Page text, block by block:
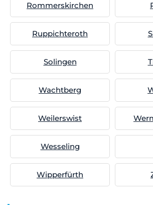
Rommerskirchen
Ruppichteroth
Solingen
Wachtberg
Weilerswist
Wesseling
Wipperfürth